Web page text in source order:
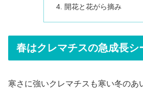
開花と花がら摘み
春はクレマチスの急成長シ
寒さに強いクレマチスも寒い冬のあ